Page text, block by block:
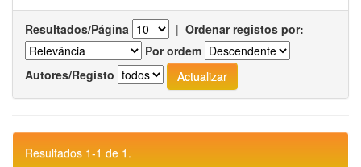
Resultados/Página | Ordenar registos por:
Por ordem
Autores/Registo
Resultados 1-1 de 1.